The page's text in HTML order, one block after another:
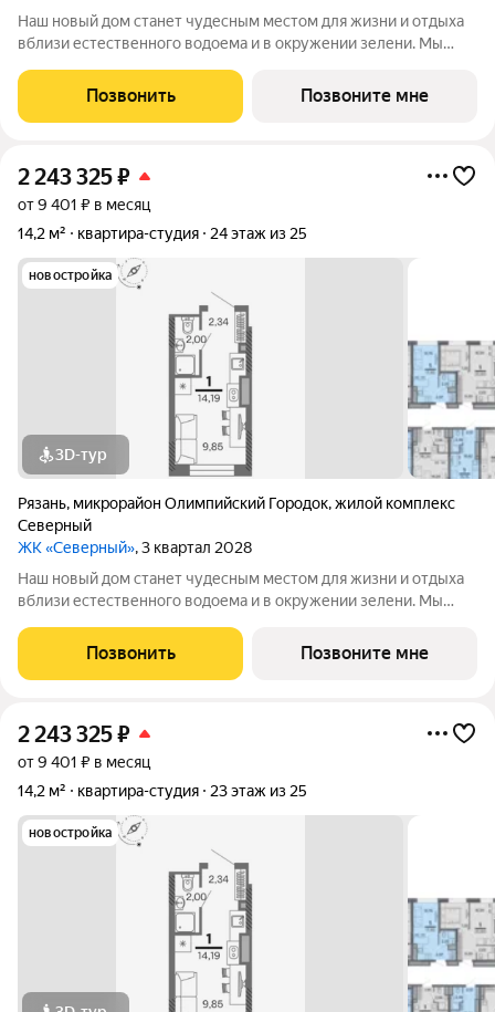
Наш новый дом станет чудесным местом для жизни и отдыха
вблизи естественного водоема и в окружении зелени. Мы
небольших студий, в которых можно начать свою
студенческую самостоятельную жизнь до
Позвонить Позвоните мне
2 243 325₽
от 9 401 ₽ в месяц
14,2 м²
квартира-студия 24 этаж из 25
новостройка
3D-тур
Рязань, микрорайон Олимпийский Городок,жилой комплекс
Северный
ЖК «Северный», 3 квартал 2028
Наш новый дом станет чудесным местом для жизни и отдыха
вблизи естественного водоема и в окружении зелени. Мы
небольших студий, в которых можно начать свою
студенческую самостоятельную жизнь до
Позвонить Позвоните мне
2 243 325₽
от 9 401 ₽ в месяц
14,2 м²
квартира-студия 23 этаж из 25
новостройка